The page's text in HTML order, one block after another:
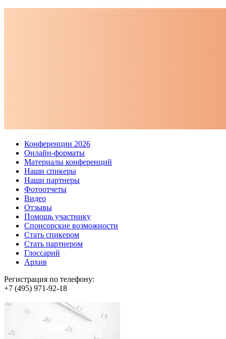
Конференции 2026
Онлайн-форматы
Материалы конференций
Наши спикеры
Наши партнеры
Фотоотчеты
Видео
Отзывы
Помощь участнику
Спонсорские возможности
Стать спикером
Стать партнером
Глоссарий
Архив
Регистрация по телефону:
+7 (495) 971-92-18